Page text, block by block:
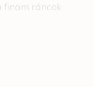
finom ráncok